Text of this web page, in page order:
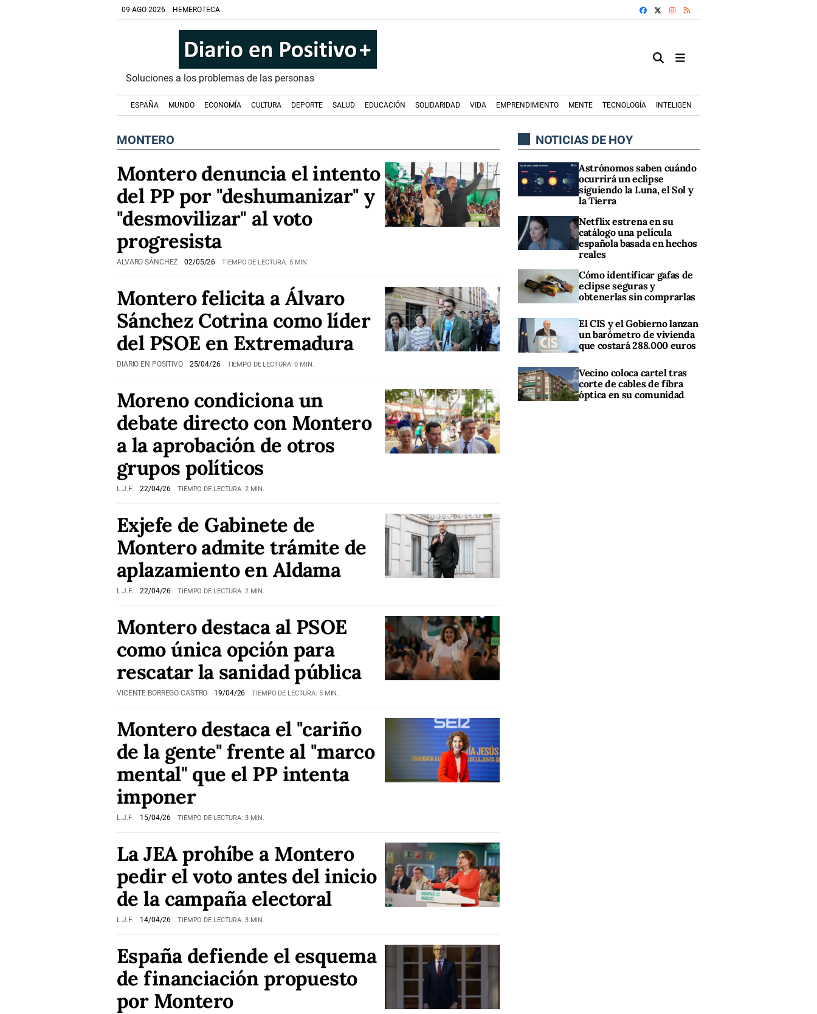
09 AGO 2026 HEMEROTECA FACEBOOKINSTAGRAM
Soluciones a los problemas de las personas
ESPAÑA MUNDO ECONOMÍA CULTURA DEPORTE SALUD EDUCACIÓN SOLIDARIDAD VIDA EMPRENDIMIENTO MENTE TECNOLOGÍA INTELIGENCIA ARTIFICIAL
MONTERO
Montero denuncia el intento
del PP por "deshumanizar" y
"desmovilizar" al voto
progresista
ALVARO SÁNCHEZ 02/05/26 TIEMPO DE LECTURA: 5 MIN.
Montero felicita a Álvaro
Sánchez Cotrina como líder
del PSOE en Extremadura
DIARIO EN POSITIVO 25/04/26 TIEMPO DE LECTURA: 0 MIN.
Moreno condiciona un
debate directo con Montero
a la aprobación de otros
grupos políticos
L.J.F. 22/04/26 TIEMPO DE LECTURA: 2 MIN.
Exjefe de Gabinete de
Montero admite trámite de
aplazamiento en Aldama
L.J.F. 22/04/26 TIEMPO DE LECTURA: 2 MIN.
Montero destaca al PSOE
como única opción para
rescatar la sanidad pública
VICENTE BORREGO CASTRO 19/04/26 TIEMPO DE LECTURA: 5 MIN.
Montero destaca el "cariño
de la gente" frente al "marco
mental" que el PP intenta
imponer
L.J.F. 15/04/26 TIEMPO DE LECTURA: 3 MIN.
La JEA prohíbe a Montero
pedir el voto antes del inicio
de la campaña electoral
L.J.F. 14/04/26 TIEMPO DE LECTURA: 3 MIN.
España defiende el esquema
de financiación propuesto
por Montero
NOTICIAS DE HOY
Astrónomos saben cuándo
ocurrirá un eclipse
siguiendo la Luna, el Sol y
la Tierra
Netflix estrena en su
catálogo una película
española basada en hechos
reales
Cómo identificar gafas de
eclipse seguras y
obtenerlas sin comprarlas
El CIS y el Gobierno lanzan
un barómetro de vivienda
que costará 288.000 euros
Vecino coloca cartel tras
corte de cables de fibra
óptica en su comunidad